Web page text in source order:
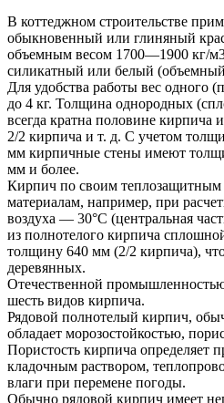
В коттеджном строительстве
обыкновенный или глиняный
объемным весом 1700—1900 кг/
силикатный или белый
Для удобства работы вес одного
до 4 кг. Толщина однородных
всегда кратна половине кирпича
2/2 кирпича и т. д. С учетом
мм кирпичные стены имеют
мм и более.
Кирпич по своим теплозащитным
материалам, например, при
воздуха — 30°С (центральная
из полнотелого кирпича
толщину 640 мм (2/2 кирпича),
деревянных.
Отечественной
шесть видов кирпича.
Рядовой полнотелый кирпич,
обладает морозостойкостью,
Пористость кирпича определяет
кладочным раствором,
влаги при перемене погоды.
Обычно рядовой кирпич имеет